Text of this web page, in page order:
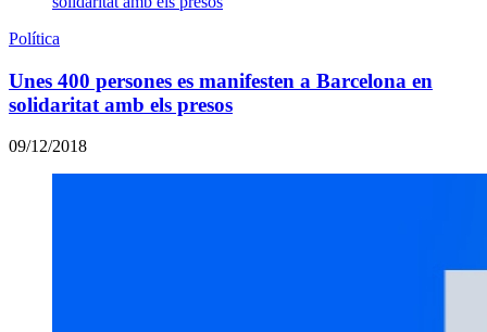
Política
Unes 400 persones es manifesten a Barcelona en
solidaritat amb els presos
09/12/2018